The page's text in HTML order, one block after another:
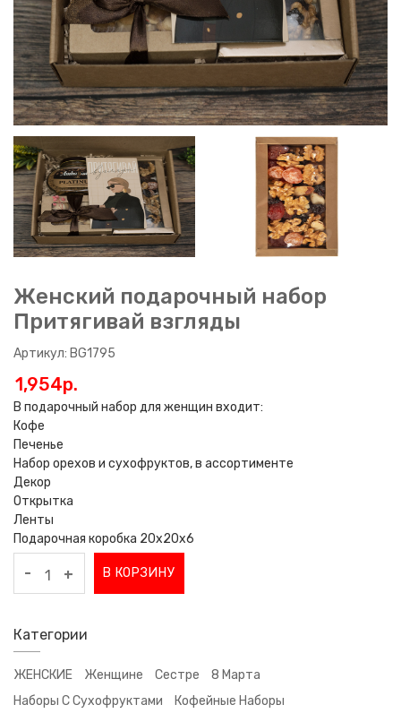
Женский подарочный набор
Притягивай взгляды
Артикул: BG1795
1,954p.
В подарочный набор для женщин входит:
Кофе
Печенье
Набор орехов и сухофруктов, в ассортименте
Декор
Открытка
Ленты
Подарочная коробка 20x20x6
- + В КОРЗИНУ
Категории
ЖЕНСКИЕ Женщине Сестре
8 Марта
Наборы С Сухофруктами
Кофейные Наборы